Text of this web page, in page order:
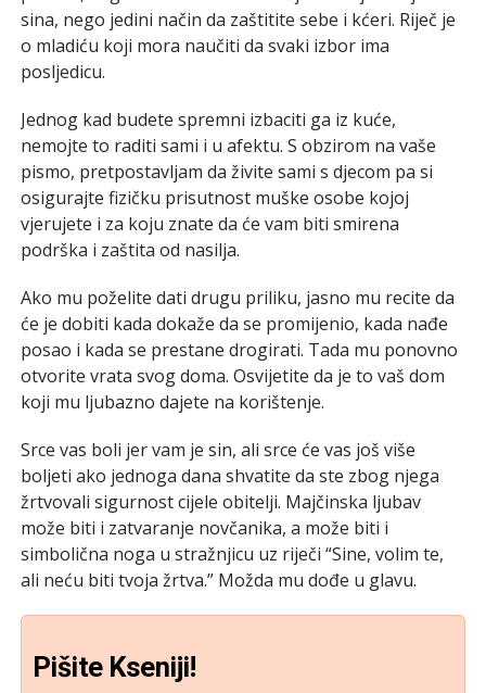
sina, nego jedini način da zaštitite sebe i kćeri. Riječ je
o mladiću koji mora naučiti da svaki izbor ima
posljedicu.
Jednog kad budete spremni izbaciti ga iz kuće,
nemojte to raditi sami i u afektu. S obzirom na vaše
pismo, pretpostavljam da živite sami s djecom pa si
osigurajte fizičku prisutnost muške osobe kojoj
vjerujete i za koju znate da će vam biti smirena
podrška i zaštita od nasilja.
Ako mu poželite dati drugu priliku, jasno mu recite da
će je dobiti kada dokaže da se promijenio, kada nađe
posao i kada se prestane drogirati. Tada mu ponovno
otvorite vrata svog doma. Osvijetite da je to vaš dom
koji mu ljubazno dajete na korištenje.
Srce vas boli jer vam je sin, ali srce će vas još više
boljeti ako jednoga dana shvatite da ste zbog njega
žrtvovali sigurnost cijele obitelji. Majčinska ljubav
može biti i zatvaranje novčanika, a može biti i
simbolična noga u stražnjicu uz riječi “Sine, volim te,
ali neću biti tvoja žrtva.” Možda mu dođe u glavu.
Pišite Kseniji!